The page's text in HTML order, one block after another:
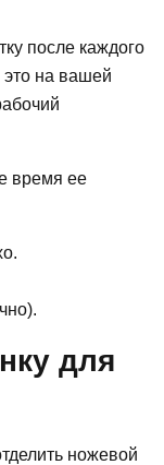
после каждого
это на вашей
время ее
для
ножевой